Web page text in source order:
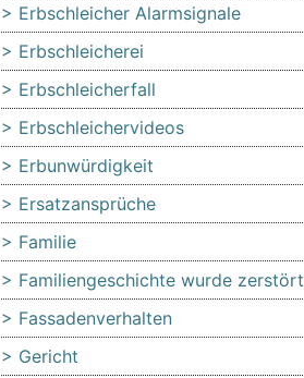
Erbschleicher Alarmsignale
Erbschleicherei
Erbschleicherfall
Erbschleichervideos
Erbunwürdigkeit
Ersatzansprüche
Familie
Familiengeschichte wurde zerstört
Fassadenverhalten
Gericht